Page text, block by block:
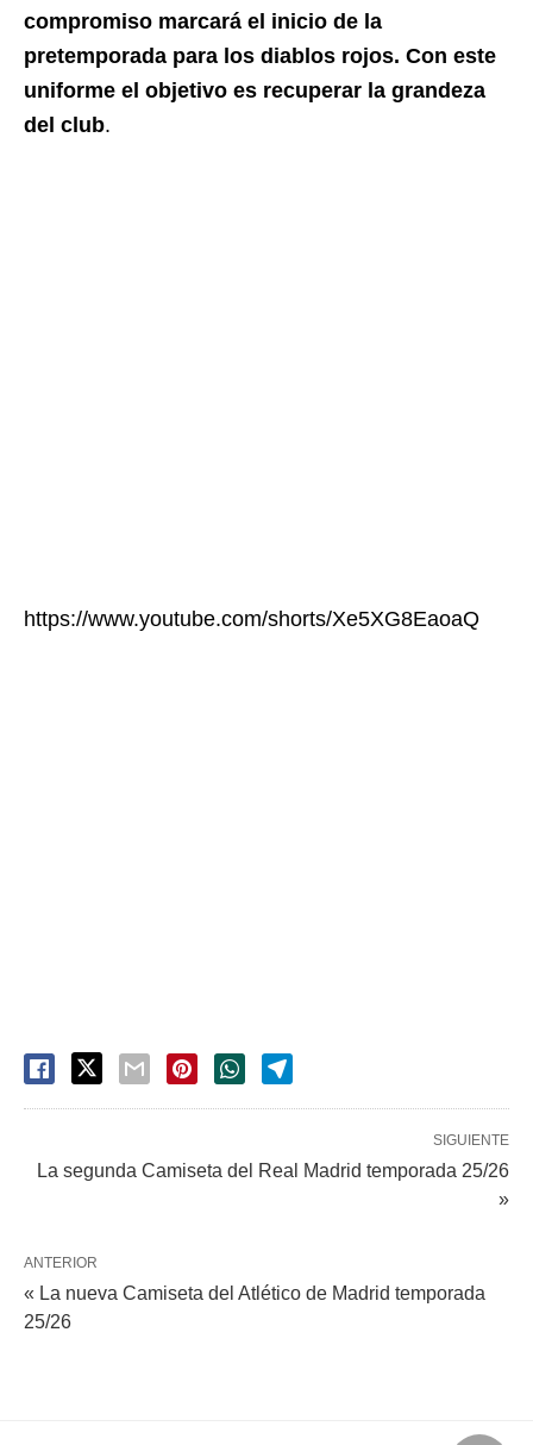
compromiso marcará el inicio de la
pretemporada para los diablos rojos. Con este
uniforme el objetivo es recuperar la grandeza
del club.
https://www.youtube.com/shorts/Xe5XG8EaoaQ
SIGUIENTE
La segunda Camiseta del Real Madrid temporada 25/26
»
ANTERIOR
« La nueva Camiseta del Atlético de Madrid temporada
25/26